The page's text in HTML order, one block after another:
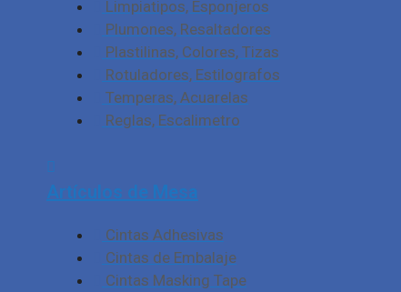
Limpiatipos, Esponjeros
Plumones, Resaltadores
Plastilinas, Colores, Tizas
Rotuladores, Estilografos
Temperas, Acuarelas
Reglas, Escalimetro
Artículos de Mesa
Cintas Adhesivas
Cintas de Embalaje
Cintas Masking Tape